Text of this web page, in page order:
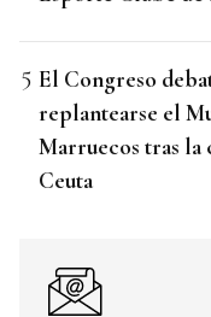
El Congreso
replantearse el
Marruecos tras la
Ceuta